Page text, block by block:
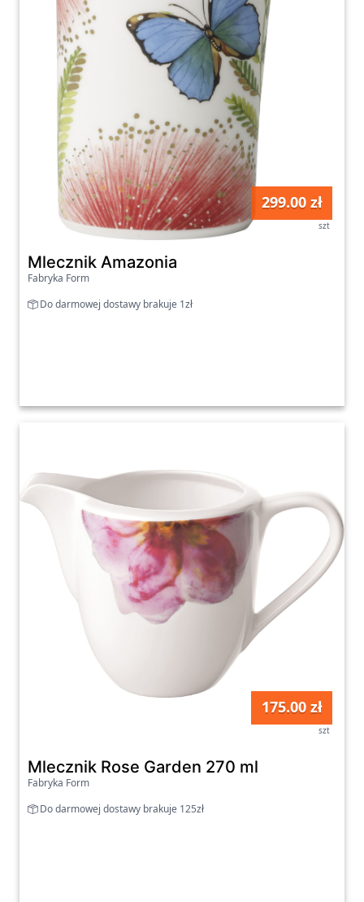
299.00 zł
szt
Mlecznik Amazonia
Fabryka Form
Do darmowej dostawy brakuje 1zł
175.00 zł
szt
Mlecznik Rose Garden 270 ml
Fabryka Form
Do darmowej dostawy brakuje 125zł